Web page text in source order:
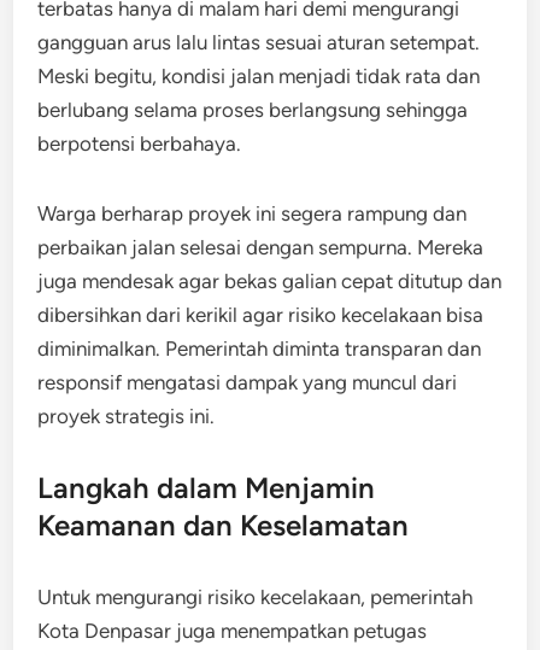
terbatas hanya di malam hari demi mengurangi
gangguan arus lalu lintas sesuai aturan setempat.
Meski begitu, kondisi jalan menjadi tidak rata dan
berlubang selama proses berlangsung sehingga
berpotensi berbahaya.
Warga berharap proyek ini segera rampung dan
perbaikan jalan selesai dengan sempurna. Mereka
juga mendesak agar bekas galian cepat ditutup dan
dibersihkan dari kerikil agar risiko kecelakaan bisa
diminimalkan. Pemerintah diminta transparan dan
responsif mengatasi dampak yang muncul dari
proyek strategis ini.
Langkah dalam Menjamin
Keamanan dan Keselamatan
Untuk mengurangi risiko kecelakaan, pemerintah
Kota Denpasar juga menempatkan petugas